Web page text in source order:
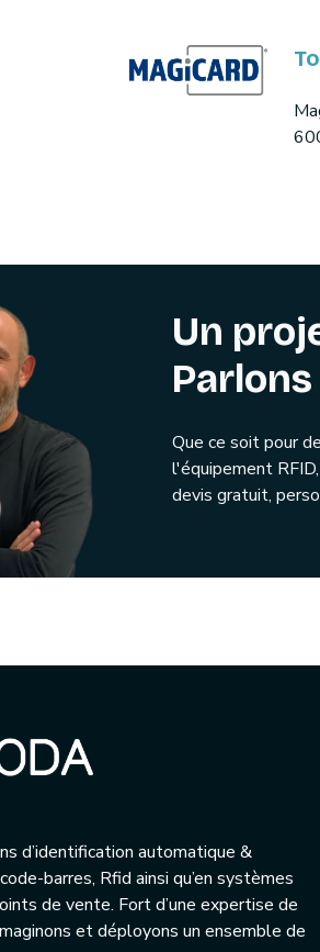
Un
Que ce soit pour
l'équipement
devis gratuit,
d’identification automatique &
barres, Rfid ainsi qu’en systèmes
de vente. Fort d’une expertise de
et déployons un ensemble de